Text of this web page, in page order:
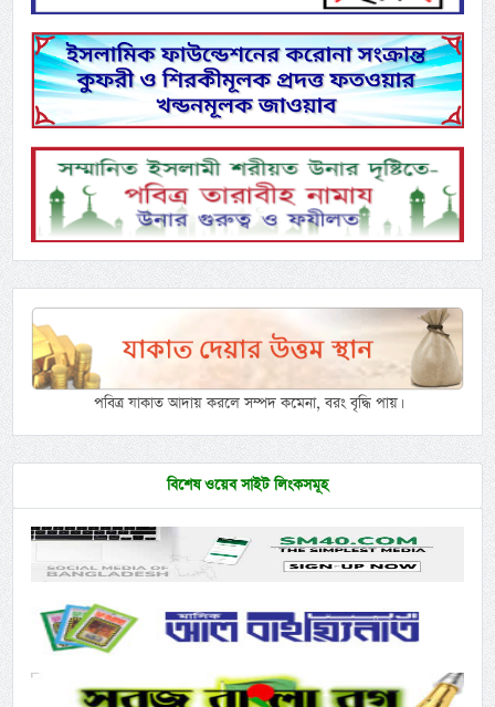
পবিত্র যাকাত আদায় করলে সম্পদ কমেনা, বরং বৃদ্ধি পায়।
বিশেষ ওয়েব সাইট লিংকসমূহ